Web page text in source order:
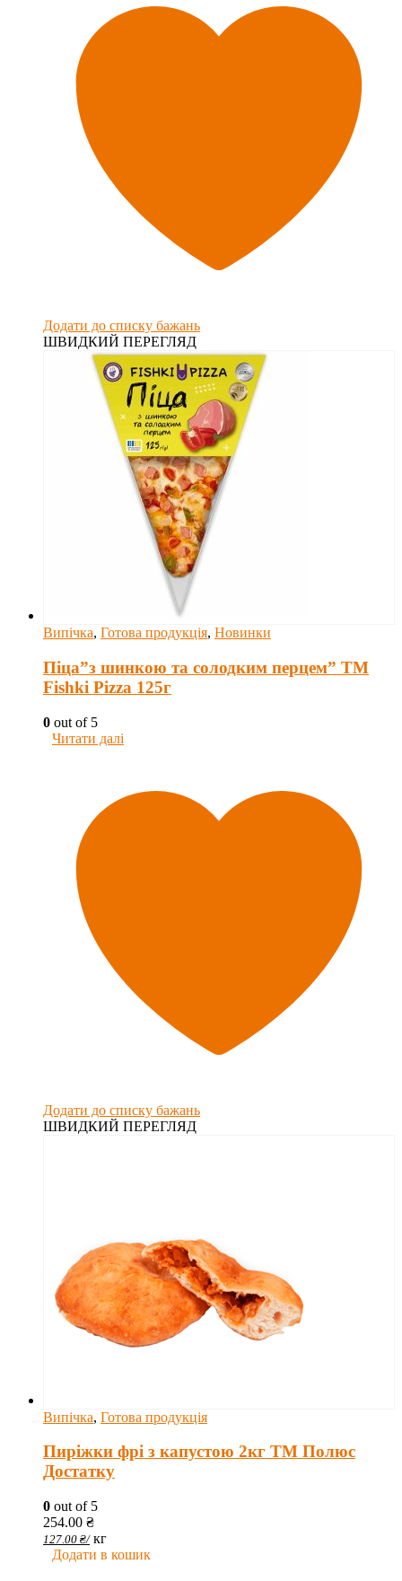
Додати до списку бажань
ШВИДКИЙ ПЕРЕГЛЯД
Випічка, Готова продукція, Новинки
Піца”з шинкою та солодким перцем” ТM
Fishki Pizza 125г
0 out of 5
Читати далі
Додати до списку бажань
ШВИДКИЙ ПЕРЕГЛЯД
Випічка, Готова продукція
Пиріжки фрі з капустою 2кг ТМ Полюс
Достатку
0 out of 5
254.00 ₴
127.00 ₴/ кг
Додати в кошик